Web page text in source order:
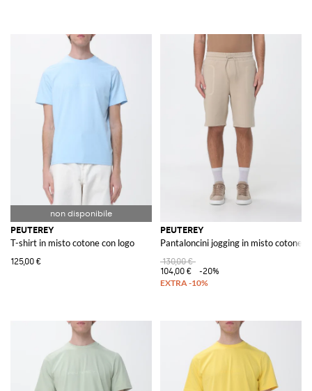
PEUTEREY
T-shirt in misto cotone con logo
125,00 €
PEUTEREY
Pantaloncini jogging in misto cotone
130,00 €
104,00 €
-20%